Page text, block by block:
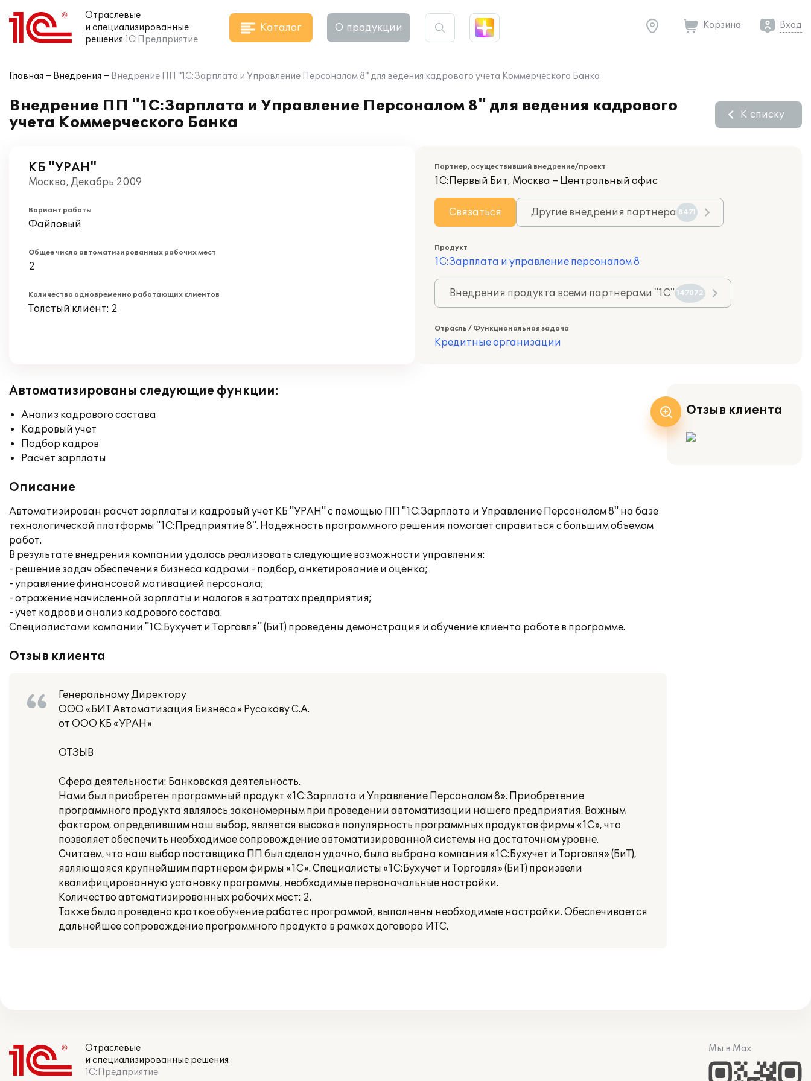
Отраслевые
и специализированные
решения 1С:Предприятие
Каталог О продукции Корзина Вход
Главная Внедрения Внедрение ПП "1С:Зарплата и Управление Персоналом 8" для ведения кадрового учета Коммерческого Банка
Внедрение ПП "1С:Зарплата и Управление Персоналом 8" для ведения кадрового
учета Коммерческого Банка
К списку
КБ "УРАН"
Москва, Декабрь 2009
Вариант работы
Файловый
Общее число автоматизированных рабочих мест
2
Количество одновременно работающих клиентов
Толстый клиент: 2
Партнер, осуществивший внедрение/проект
1С:Первый Бит, Москва – Центральный офис
Связаться Другие внедрения партнера 8471
Продукт
1С:Зарплата и управление персоналом 8
Внедрения продукта всеми партнерами "1С" 147072
Отрасль / Функциональная задача
Кредитные организации
Автоматизированы следующие функции:
Анализ кадрового состава
Кадровый учет
Подбор кадров
Расчет зарплаты
Описание
Автоматизирован расчет зарплаты и кадровый учет КБ "УРАН" с помощью ПП "1С:Зарплата и Управление Персоналом 8" на базе
технологической платформы "1С:Предприятие 8". Надежность программного решения помогает справиться с большим объемом
работ.
В результате внедрения компании удалось реализовать следующие возможности управления:
- решение задач обеспечения бизнеса кадрами - подбор, анкетирование и оценка;
- управление финансовой мотивацией персонала;
- отражение начисленной зарплаты и налогов в затратах предприятия;
- учет кадров и анализ кадрового состава.
Специалистами компании "1С:Бухучет и Торговля" (БиТ) проведены демонстрация и обучение клиента работе в программе.
Отзыв клиента
Генеральному Директору
ООО «БИТ Автоматизация Бизнеса» Русакову С.А.
от ООО КБ «УРАН»
ОТЗЫВ
Сфера деятельности: Банковская деятельность.
Нами был приобретен программный продукт «1С:Зарплата и Управление Персоналом 8». Приобретение
программного продукта являлось закономерным при проведении автоматизации нашего предприятия. Важным
фактором, определившим наш выбор, является высокая популярность программных продуктов фирмы «1С», что
позволяет обеспечить необходимое сопровождение автоматизированной системы на достаточном уровне.
Считаем, что наш выбор поставщика ПП был сделан удачно, была выбрана компания «1С:Бухучет и Торговля» (БиТ),
являющаяся крупнейшим партнером фирмы «1С». Специалисты «1С:Бухучет и Торговля» (БиТ) произвели
квалифицированную установку программы, необходимые первоначальные настройки.
Количество автоматизированных рабочих мест: 2.
Также было проведено краткое обучение работе с программой, выполнены необходимые настройки. Обеспечивается
дальнейшее сопровождение программного продукта в рамках договора ИТС.
Отзыв клиента
Отраслевые
и специализированные решения
1С:Предприятие
Мы в Max